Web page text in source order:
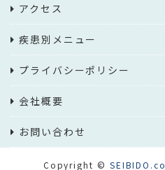
アクセス
疾患別メニュー
プライバシーポリシー
会社概要
お問い合わせ
Copyright © SEIBIDO.co